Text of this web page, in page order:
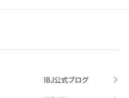
IBJ公式ブログ